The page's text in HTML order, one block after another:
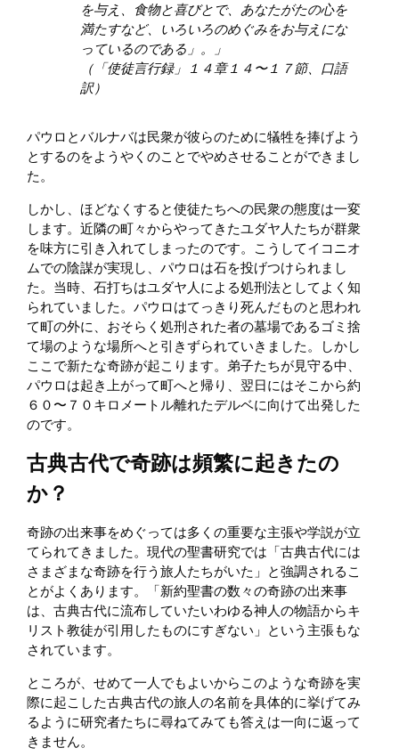
を与え、食物と喜びとで、あなたがたの心を
満たすなど、いろいろのめぐみをお与えにな
っているのである」。」
（「使徒言行録」１４章１４〜１７節、口語
訳）
パウロとバルナバは民衆が彼らのために犠牲を捧げよう
とするのをようやくのことでやめさせることができまし
た。
しかし、ほどなくすると使徒たちへの民衆の態度は一変
します。近隣の町々からやってきたユダヤ人たちが群衆
を味方に引き入れてしまったのです。こうしてイコニオ
ムでの陰謀が実現し、パウロは石を投げつけられまし
た。当時、石打ちはユダヤ人による処刑法としてよく知
られていました。パウロはてっきり死んだものと思われ
て町の外に、おそらく処刑された者の墓場であるゴミ捨
て場のような場所へと引きずられていきました。しかし
ここで新たな奇跡が起こります。弟子たちが見守る中、
パウロは起き上がって町へと帰り、翌日にはそこから約
６０〜７０キロメートル離れたデルベに向けて出発した
のです。
古典古代で奇跡は頻繁に起きたの
か？
奇跡の出来事をめぐっては多くの重要な主張や学説が立
てられてきました。現代の聖書研究では「古典古代には
さまざまな奇跡を行う旅人たちがいた」と強調されるこ
とがよくあります。「新約聖書の数々の奇跡の出来事
は、古典古代に流布していたいわゆる神人の物語からキ
リスト教徒が引用したものにすぎない」という主張もな
されています。
ところが、せめて一人でもよいからこのような奇跡を実
際に起こした古典古代の旅人の名前を具体的に挙げてみ
るように研究者たちに尋ねてみても答えは一向に返って
きません。